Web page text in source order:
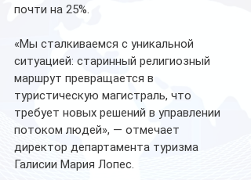
почти на 25%.
«Мы сталкиваемся с уникальной
ситуацией: старинный религиозный
маршрут превращается в
туристическую магистраль, что
требует новых решений в управлении
потоком людей», — отмечает
директор департамента туризма
Галисии Мария Лопес.